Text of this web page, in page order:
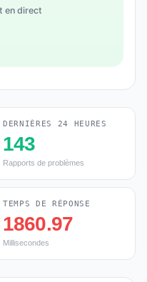
en direct
DERNIÈRES 24 HEURES
143
Rapports de problèmes
TEMPS DE RÉPONSE
1860.97
Millisecondes